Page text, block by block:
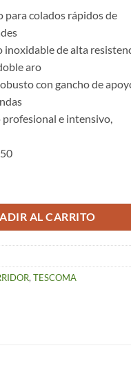
para colados rápidos de
inoxidable de alta
aro
con gancho de
e intensivo,
AL CARRITO
, TESCOMA